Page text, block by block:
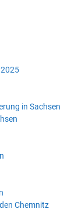
in Sachsen
Chemnitz